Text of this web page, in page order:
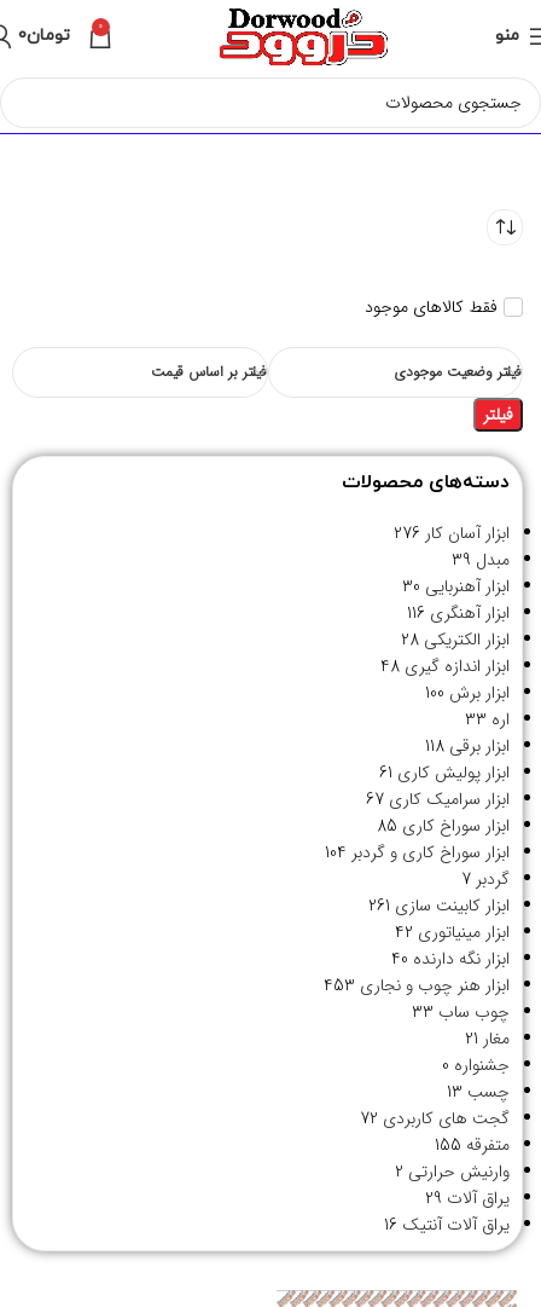
منو 0 تومان0
فقط کالاهای موجود
فیلتر وضعیت موجودی فیلتر بر اساس قیمت
فیلتر
دسته‌های محصولات
ابزار آسان کار 276
مبدل 39
ابزار آهنربایی 30
ابزار آهنگری 116
ابزار الکتریکی 28
ابزار اندازه گیری 48
ابزار برش 100
اره 33
ابزار برقی 118
ابزار پولیش کاری 61
ابزار سرامیک کاری 67
ابزار سوراخ کاری 85
ابزار سوراخ کاری و گردبر 104
گردبر 7
ابزار کابینت سازی 261
ابزار مینیاتوری 42
ابزار نگه دارنده 40
ابزار هنر چوب و نجاری 453
چوب ساب 33
مغار 21
جشنواره 0
چسب 13
گجت های کاربردی 72
متفرقه 155
وارنیش حرارتی 2
یراق آلات 29
یراق آلات آنتیک 16